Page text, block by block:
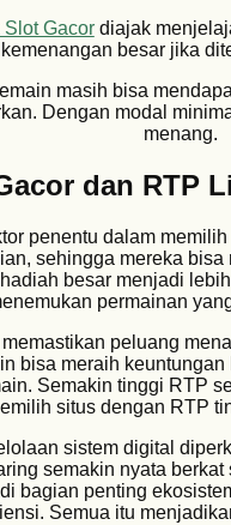
Slot Gacordiajak
besar jika
masih bisa
Dengan modal
menang.
dan RTP
penentu dalam
sehingga mereka bisa
besar menjadi
permainan
peluang
bisa meraih
Semakin tinggi RTP
situs dengan RTP
sistem digital
semakin nyata
bagian penting
Semua itu